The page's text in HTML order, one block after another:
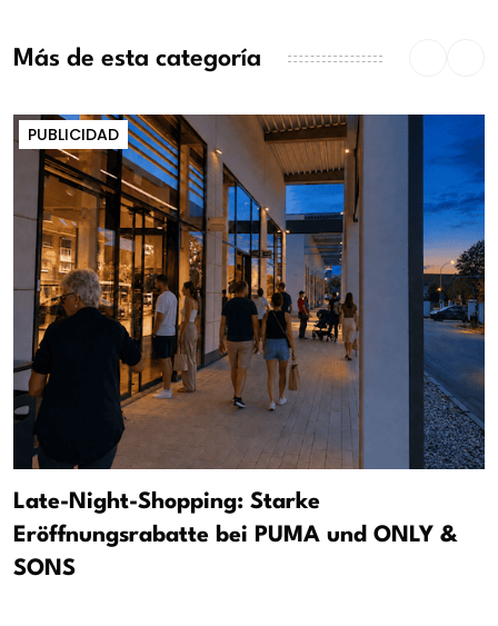
Más de esta categoría
PUBLICIDAD
Late-Night-Shopping: Starke
Eröffnungsrabatte bei PUMA und ONLY &
SONS